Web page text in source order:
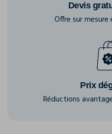
Devis
Offre sur mesure
Prix
Réductions